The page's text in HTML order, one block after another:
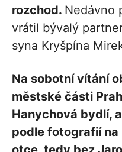
rozchod. Nedávno
vrátil bývalý
syna Kryšpína
Na sobotní vítání
městské části
Hanychová bydlí,
podle fotografií na